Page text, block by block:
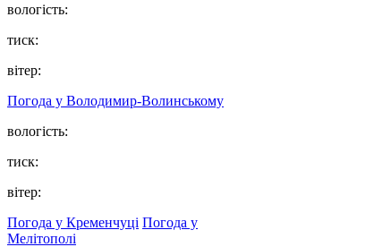
вологість:
тиск:
вітер:
Погода у Володимир-Волинському
вологість:
тиск:
вітер:
Погода у Кременчуці Погода у
Мелітополі